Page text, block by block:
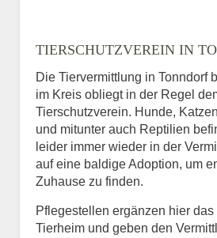
TIERSCHUTZVEREIN IN
Die Tiervermittlung in Tonndorf
im Kreis obliegt in der Regel
Tierschutzverein. Hunde,
und mitunter auch Reptilien
leider immer wieder in der
auf eine baldige Adoption, um
Zuhause zu finden.
Pflegestellen ergänzen hier
Tierheim und geben den